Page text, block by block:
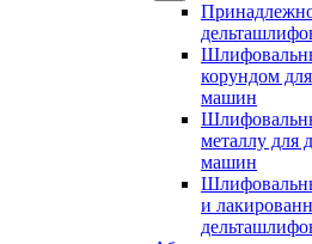
корундом
машин
металлу для
машин
и